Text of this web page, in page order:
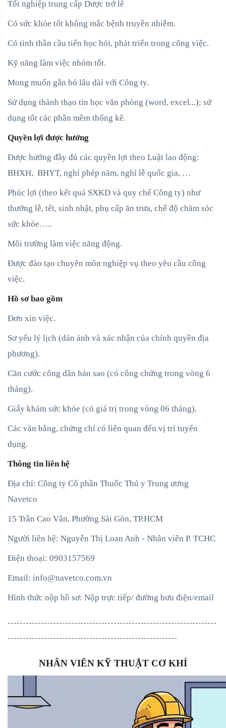
Tốt nghiệp trung cấp Dược trở lê
Có sức khỏe tốt không mắc bệnh truyền nhiễm.
Có tinh thần cầu tiến học hỏi, phát triển trong công việc.
Kỹ năng làm việc nhóm tốt.
Mong muốn gắn bó lâu dài với Công ty.
Sử dụng thành thạo tin học văn phòng (word, excel...); sử
dụng tốt các phần mềm thống kê.
Quyền lợi được hưởng
Được hưởng đầy đủ các quyền lợi theo Luật lao động:
BHXH, BHYT, nghỉ phép năm, nghỉ lễ quốc gia, …
Phúc lợi (theo kết quả SXKD và quy chế Công ty) như
thưởng lễ, tết, sinh nhật, phụ cấp ăn trưa, chế độ chăm sóc
sức khỏe…..
Môi trường làm việc năng động.
Được đào tạo chuyên môn nghiệp vụ theo yêu cầu công
việc.
Hồ sơ bao gồm
Đơn xin việc.
Sơ yếu lý lịch (dán ảnh và xác nhận của chính quyền địa
phương).
Căn cước công dân bản sao (có công chứng trong vòng 6
tháng).
Giấy khám sức khỏe (có giá trị trong vòng 06 tháng).
Các văn bằng, chứng chỉ có liên quan đến vị trí tuyển
dụng.
Thông tin liên hệ
Địa chỉ: Công ty Cổ phần Thuốc Thú y Trung ương
Navetco
15 Trần Cao Vân, Phường Sài Gòn, TP.HCM
Người liên hệ: Nguyễn Thị Loan Anh - Nhân viên P. TCHC
Điện thoại: 0903157569
Email: info@navetco.com.vn
Hình thức nộp hồ sơ: Nộp trực tiếp/ đường bưu điện/email
---------------------------------------------------------------------
--------------------------------------------------------
NHÂN VIÊN KỸ THUẬT CƠ KHÍ